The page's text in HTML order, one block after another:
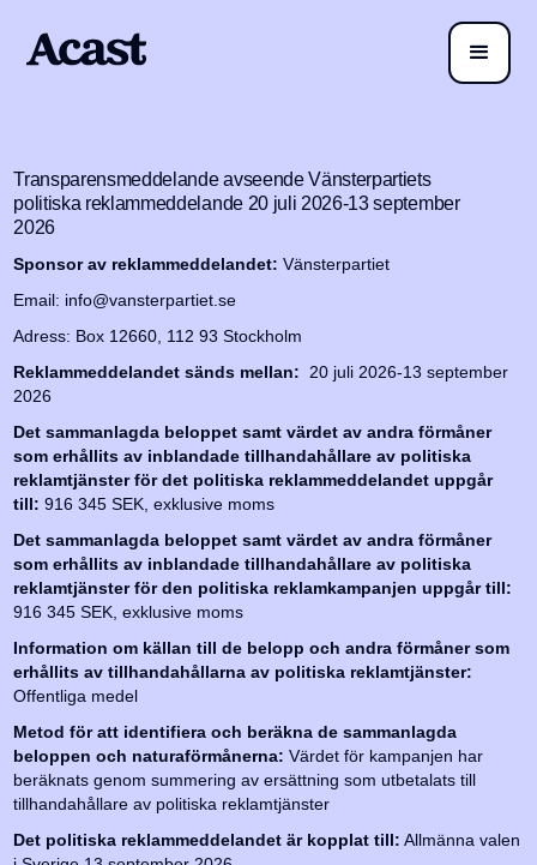
Transparensmeddelande avseende Vänsterpartiets
politiska reklammeddelande 20 juli 2026-13 september
2026
Sponsor av reklammeddelandet: Vänsterpartiet
Email: info@vansterpartiet.se
Adress: Box 12660, 112 93 Stockholm
Reklammeddelandet sänds mellan:
20 juli 2026-13 september
2026
Det sammanlagda beloppet samt värdet av andra förmåner
som erhållits av inblandade tillhandahållare av politiska
reklamtjänster för det politiska reklammeddelandet uppgår
till: 916 345 SEK, exklusive moms
Det sammanlagda beloppet samt värdet av andra förmåner
som erhållits av inblandade tillhandahållare av politiska
reklamtjänster för den politiska reklamkampanjen uppgår till:
916 345 SEK, exklusive moms
Information om källan till de belopp och andra förmåner som
erhållits av tillhandahållarna av politiska reklamtjänster:
Offentliga medel
Metod för att identifiera och beräkna de sammanlagda
beloppen och naturaförmånerna: Värdet för kampanjen har
beräknats genom summering av ersättning som utbetalats till
tillhandahållare av politiska reklamtjänster
Det politiska reklammeddelandet är kopplat till: Allmänna valen